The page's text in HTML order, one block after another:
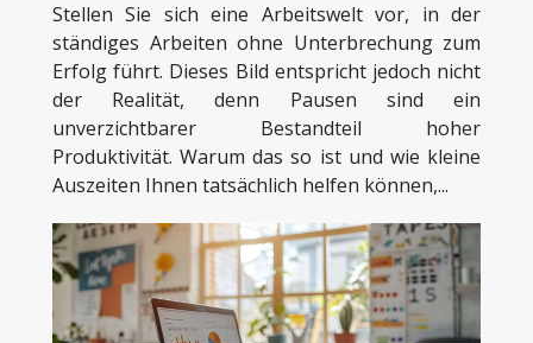
Stellen Sie sich eine Arbeitswelt vor, in der
ständiges Arbeiten ohne Unterbrechung zum
Erfolg führt. Dieses Bild entspricht jedoch nicht
der Realität, denn Pausen sind ein
unverzichtbarer Bestandteil hoher
Produktivität. Warum das so ist und wie kleine
Auszeiten Ihnen tatsächlich helfen können,...